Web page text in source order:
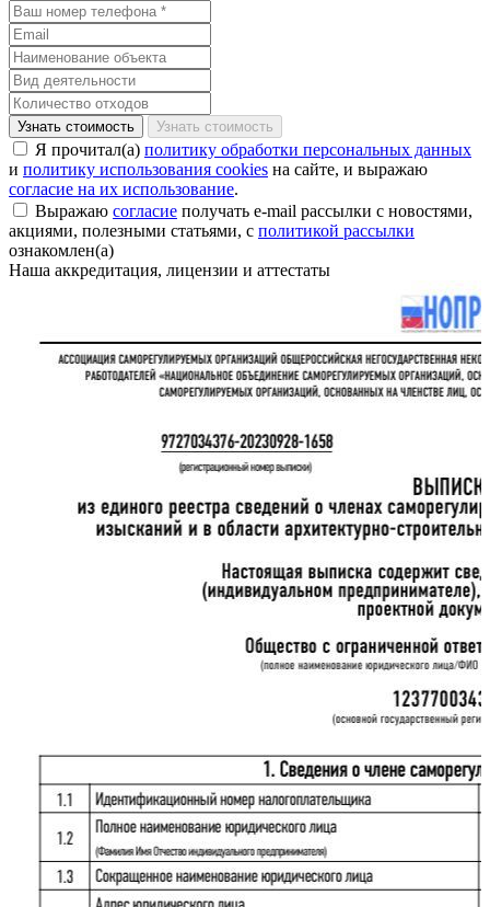
Узнать стоимость
Я прочитал(а) политику обработки персональных данных
и политику использования cookies на сайте, и выражаю
согласие на их использование.
Выражаю согласие получать e-mail рассылки с новостями,
акциями, полезными статьями, с политикой рассылки
ознакомлен(а)
Наша аккредитация, лицензии и аттестаты